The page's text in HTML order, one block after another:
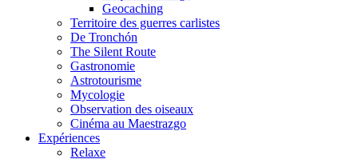
Geocaching
Territoire des guerres carlistes
De Tronchón
The Silent Route
Gastronomie
Astrotourisme
Mycologie
Observation des oiseaux
Cinéma au Maestrazgo
Expériences
Relaxe